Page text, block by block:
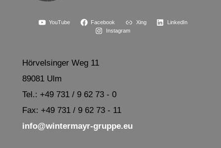
YouTube Facebook Xing
LinkedIn
Instagram
Hörvelsinger Weg 11
89081 Ulm
Tel.: +49 731 / 9 62 73 - 0
Fax: +49 731 / 9 62 73 - 11
info@wintermayr-gruppe.eu